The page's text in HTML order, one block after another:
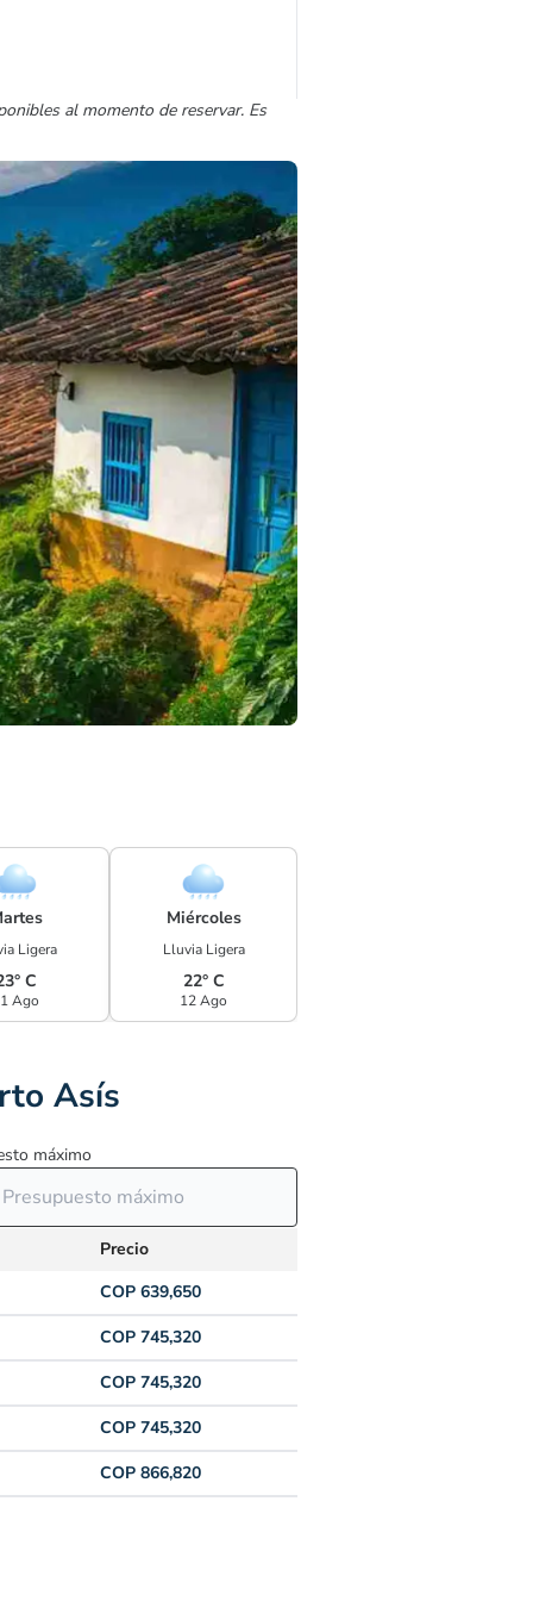
al momento de reservar. Es
Ligera
C
Ago
Miércoles
Lluvia Ligera
22° C
12 Ago
Asís
máximo
Precio
COP 639,650
COP 745,320
COP 745,320
COP 745,320
COP 866,820